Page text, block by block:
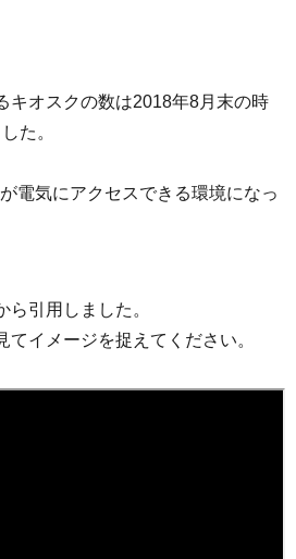
キオスクの数は2018年8月末の時
た。
電気にアクセスできる環境になっ
ら引用しました。
イメージを捉えてください。